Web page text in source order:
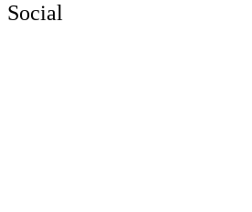
Social